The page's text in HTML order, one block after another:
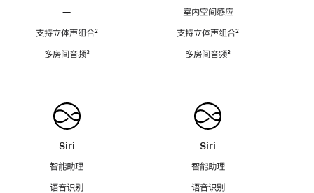
—
支持立体声组合脚
²
多房间音频脚
³
Siri
智能助理
语音识别
室内空间感应
支持立体声组合脚
²
多房间音频脚
³
Siri
智能助理
语音识别